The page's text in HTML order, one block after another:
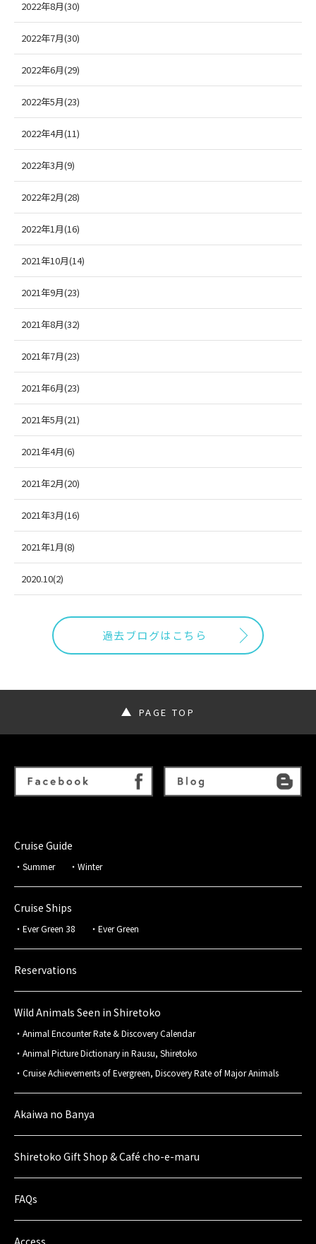
2022年8月(30)
2022年7月(30)
2022年6月(29)
2022年5月(23)
2022年4月(11)
2022年3月(9)
2022年2月(28)
2022年1月(16)
2021年10月(14)
2021年9月(23)
2021年8月(32)
2021年7月(23)
2021年6月(23)
2021年5月(21)
2021年4月(6)
2021年2月(20)
2021年3月(16)
2021年1月(8)
2020.10(2)
過去ブログはこちら
PAGE TOP
Cruise Guide
Summer Winter
Cruise Ships
Ever Green 38 Ever Green
Reservations
Wild Animals Seen in Shiretoko
Animal Encounter Rate & Discovery Calendar
Animal Picture Dictionary in Rausu, Shiretoko
Cruise Achievements of Evergreen, Discovery Rate of Major Animals
Akaiwa no Banya
Shiretoko Gift Shop & Café cho-e-maru
FAQs
Access